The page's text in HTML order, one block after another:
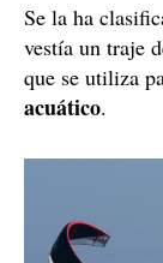
Se la ha
vestía un traje
que se utiliza
acuático.